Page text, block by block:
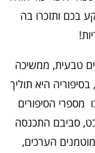
בכם ותזכרו בה
טבעית, ממשיכה
היא תוליך
מספרי הסיפורים
סביבם התכנסה
הערכים,